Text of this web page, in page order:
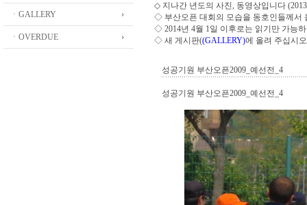
ㆍGALLERY
ㆍOVERDUE
◇ 지나간 년도의 사진, 동영상입니다
◇ 부산오픈 대회의 모습을 동호인들께서
◇ 2014년 4월 1일 이후로는 읽기만 가능
◇ 새 게시판((GALLERY)에 올려 주십시오
성공기원 부산오픈2009_예선전_4
성공기원 부산오픈2009_예선전_4